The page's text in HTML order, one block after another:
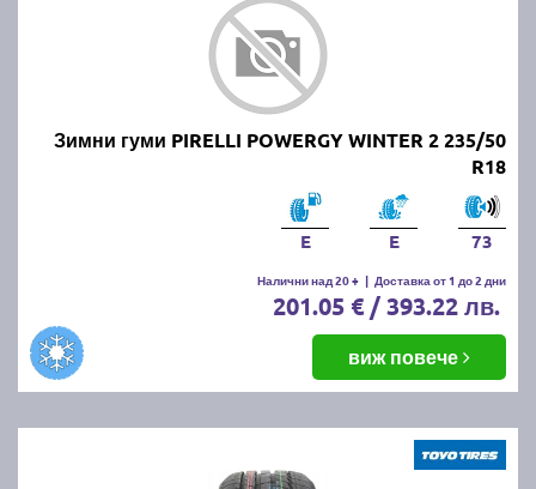
Зимни гуми PIRELLI POWERGY WINTER 2 235/50
R18
E E 73
Налични над 20 + | Доставка от 1 до 2 дни
201.05 € / 393.22 лв.
виж повече